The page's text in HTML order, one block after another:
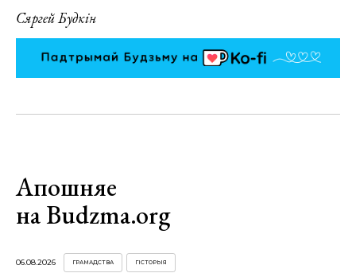
Сяргей Будкін
Апошняе
на Budzma.org
06.08.2026 ГРАМАДСТВА ГІСТОРЫЯ